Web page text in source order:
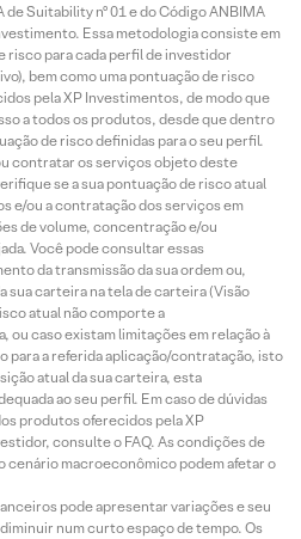
Suitability nº 01 e do Código ANBIMA
Essa metodologia consiste em
risco para cada perfil de investidor
bem como uma pontuação de risco
pela XP Investimentos, de modo que
a todos os produtos, desde que dentro
de risco definidas para o seu perfil.
contratar os serviços objeto deste
se a sua pontuação de risco atual
e/ou a contratação dos serviços em
de volume, concentração e/ou
Você pode consultar essas
da transmissão da sua ordem ou,
sua carteira na tela de carteira (Visão
atual não comporte a
caso existam limitações em relação à
para a referida aplicação/contratação, isto
atual da sua carteira, esta
ao seu perfil. Em caso de dúvidas
produtos oferecidos pela XP
consulte o FAQ. As condições de
cenário macroeconômico podem afetar o
pode apresentar variações e seu
num curto espaço de tempo. Os